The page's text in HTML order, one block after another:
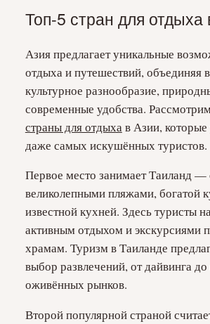
Топ-5 стран для отдыха
Азия предлагает уникальные
отдыха и путешествий, объединяя
культурное разнообразие,
современные удобства.
страны для отдыха в Азии, которые
даже самых искушённых туристов.
Первое место занимает Таиланд —
великолепными пляжами, богатой
известной кухней. Здесь туристы
активным отдыхом и экскурсиями
храмам. Туризм в Таиланде
выбор развлечений, от дайвинга
оживённых рынков.
Второй популярной страной